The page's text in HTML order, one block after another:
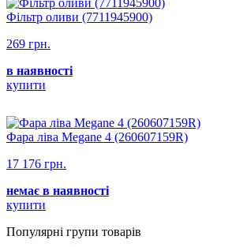
Фільтр оливи (7711945900)
269 грн.
в наявності
купити
Фара ліва Megane 4 (260607159R)
17 176 грн.
немає в наявності
купити
Популярнi групи товарiв